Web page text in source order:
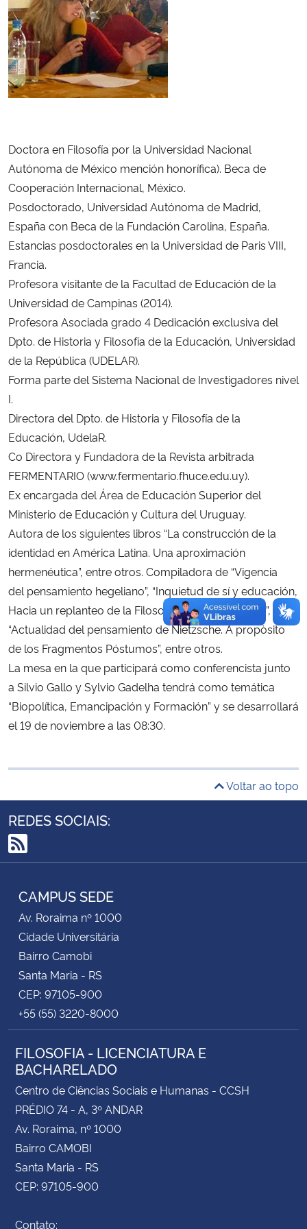
Ministério da Cidadania
Ministério da Saúde
Ministério de Minas e Energia
Ministério do Meio Ambiente
Ministério do Turismo
Ministério do Desenvolvimento Regional
Controladoria-Geral da União
Ministério da Mulher, da Família e dos Direitos Humanos
Secretaria-Geral
Secretaria de Governo
Banco Central do Brasil
Planalto
Doctora en Filosofía por la Universidad Nacional
Autónoma de México mención honorífica). Beca de
Cooperación Internacional, México.
Posdoctorado, Universidad Autónoma de Madrid,
España con Beca de la Fundación Carolina, España.
Estancias posdoctorales en la Universidad de Paris VIII,
Francia.
Profesora visitante de la Facultad de Educación de la
Universidad de Campinas (2014).
Profesora Asociada grado 4 Dedicación exclusiva del
Dpto. de Historia y Filosofía de la Educación, Universidad
de la República (UDELAR).
Forma parte del Sistema Nacional de Investigadores nivel
I.
Directora del Dpto. de Historia y Filosofía de la
Educación, UdelaR.
Co Directora y Fundadora de la Revista arbitrada
FERMENTARIO (www.fermentario.fhuce.edu.uy).
Ex encargada del Área de Educación Superior del
Ministerio de Educación y Cultura del Uruguay.
Autora de los siguientes libros “La construcción de la
identidad en América Latina. Una aproximación
hermenéutica”, entre otros. Compiladora de “Vigencia
del pensamiento hegeliano”, “Inquietud de sí y educación,
Hacia un replanteo de la Filosofía de la Educación I”,
“Actualidad del pensamiento de Nietzsche. A propòsito
de los Fragmentos Póstumos”, entre otros.
La mesa en la que participará como conferencista junto
a Silvio Gallo y Sylvio Gadelha tendrá como temática
“Biopolítica, Emancipación y Formación” y se desarrollará
el 19 de noviembre a las 08:30.
Voltar ao topo
REDES SOCIAIS:
RSS
CAMPUS SEDE
Av. Roraima nº 1000
Cidade Universitária
Bairro Camobi
Santa Maria - RS
CEP: 97105-900
+55 (55) 3220-8000
FILOSOFIA - LICENCIATURA E
BACHARELADO
Centro de Ciências Sociais e Humanas - CCSH
PRÉDIO 74 - A, 3º ANDAR
Av. Roraima, nº 1000
Bairro CAMOBI
Santa Maria - RS
CEP: 97105-900
Contato: